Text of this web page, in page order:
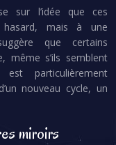
sur l’idée que ces
mais à une
que certains
même s’ils semblent
est particulièrement
nouveau cycle, un
miroirs